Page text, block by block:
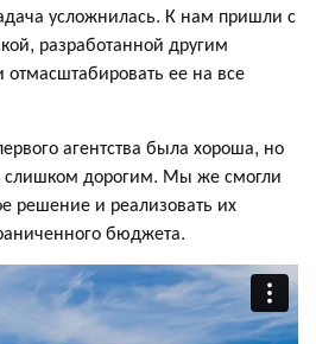
усложнилась. К нам пришли с
разработанной другим
отмасштабировать ее на все
агентства была хороша, но
слишком дорогим. Мы же смогли
решение и реализовать их
бюджета.